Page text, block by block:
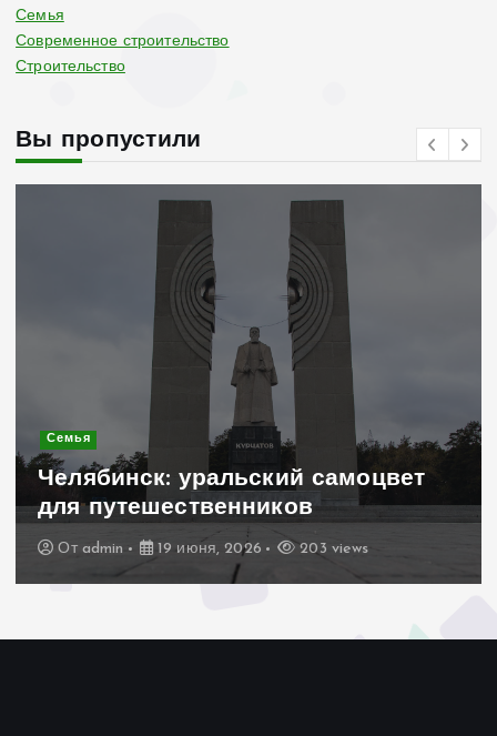
Семья
Современное строительство
Строительство
Вы пропустили
Современное строительство
Керамогранит «под дерево»:
стильное и практичное решение
для дачного домика
От admin 19 июня, 2026 193 views